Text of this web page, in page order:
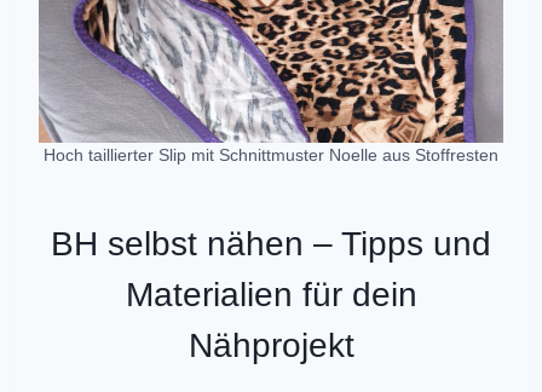
Hoch taillierter Slip mit Schnittmuster Noelle aus Stoffresten
BH selbst nähen – Tipps und
Materialien für dein
Nähprojekt